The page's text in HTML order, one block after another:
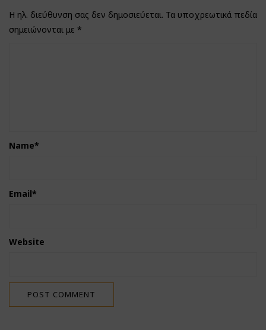
Η ηλ. διεύθυνση σας δεν δημοσιεύεται. Τα υποχρεωτικά πεδία
σημειώνονται με *
Name*
Email*
Website